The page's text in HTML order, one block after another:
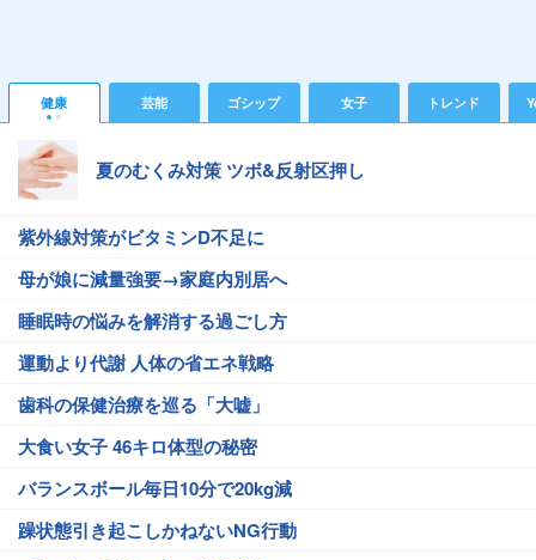
健康 芸能 ゴシップ 女子 トレンド
夏のむくみ対策 ツボ&反射区押し
紫外線対策がビタミンD不足に
母が娘に減量強要→家庭内別居へ
睡眠時の悩みを解消する過ごし方
運動より代謝 人体の省エネ戦略
歯科の保健治療を巡る「大嘘」
大食い女子 46キロ体型の秘密
バランスボール毎日10分で20kg減
躁状態引き起こしかねないNG行動